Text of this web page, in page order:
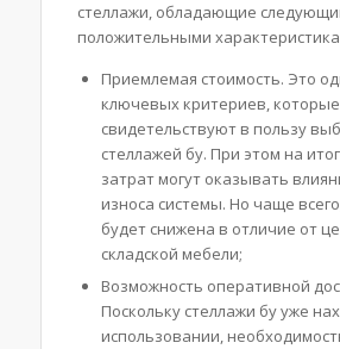
стеллажи, обладающие
положительными
Приемлемая стоимость. Это
ключевых критериев, которые
свидетельствуют в пользу
стеллажей бу. При этом на
затрат могут оказывать
износа системы. Но чаще
будет снижена в отличие от
складской мебели;
Возможность оперативной
Поскольку стеллажи бу уже
использовании,